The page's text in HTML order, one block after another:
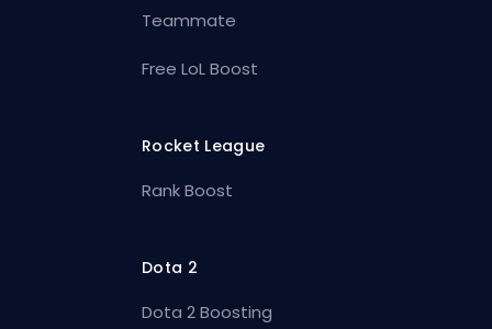
Teammate
Free LoL Boost
Rocket League
Rank Boost
Dota 2
Dota 2 Boosting